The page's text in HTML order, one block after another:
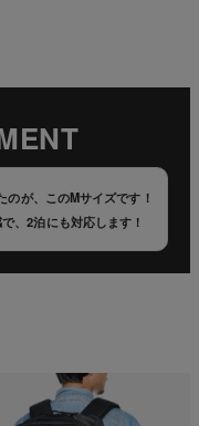
のが、このMサイズです！
、2泊にも対応します！